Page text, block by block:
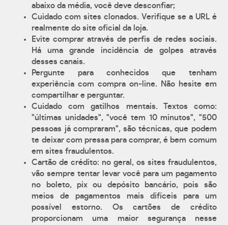
abaixo da média, você deve desconfiar;
Cuidado com sites clonados. Verifique se a URL é
realmente do site oficial da loja.
Evite comprar através de perfis de redes sociais.
Há uma grande incidência de golpes através
desses canais.
Pergunte para conhecidos que tenham
experiência com compra on-line. Não hesite em
compartilhar e perguntar.
Cuidado com gatilhos mentais. Textos como:
"últimas unidades", "você tem 10 minutos", "500
pessoas já compraram", são técnicas, que podem
te deixar com pressa para comprar, é bem comum
em sites fraudulentos.
Cartão de crédito: no geral, os sites fraudulentos,
vão sempre tentar levar você para um pagamento
no boleto, pix ou depósito bancário, pois são
meios de pagamentos mais difíceis para um
possível estorno. Os cartões de crédito
proporcionam uma maior segurança nesse